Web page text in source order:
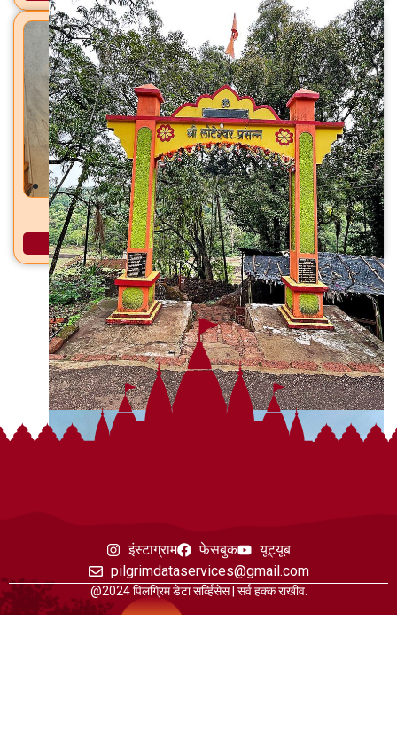
आरवलीचे सूर्यमंदिर आरवली, ता. संगमेश्वर, जि. रत्नागिरी
अधिक माहिती
इंस्टाग्राम फेसबुक
यूट्यूब
pilgrimdataservices@gmail.com
@2024 पिलग्रिम डेटा सर्व्हिसेस | सर्व हक्क राखीव.